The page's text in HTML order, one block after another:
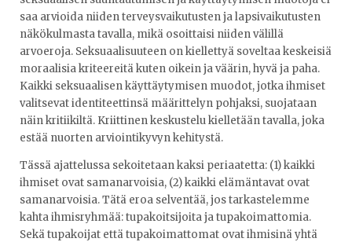
saa arvioida niiden terveysvaikutusten ja lapsivaikutusten
näkökulmasta tavalla, mikä osoittaisi niiden välillä
arvoeroja. Seksuaalisuuteen on kiellettyä soveltaa keskeisiä
moraalisia kriteereitä kuten oikein ja väärin, hyvä ja paha.
Kaikki seksuaalisen käyttäytymisen muodot, jotka ihmiset
valitsevat identiteettinsä määrittelyn pohjaksi, suojataan
näin kritiikiltä. Kriittinen keskustelu kielletään tavalla, joka
estää nuorten arviointikyvyn kehitystä.
Tässä ajattelussa sekoitetaan kaksi periaatetta: (1) kaikki
ihmiset ovat samanarvoisia, (2) kaikki elämäntavat ovat
samanarvoisia. Tätä eroa selventää, jos tarkastelemme
kahta ihmisryhmää: tupakoitsijoita ja tupakoimattomia.
Sekä tupakoijat että tupakoimattomat ovat ihmisinä yhtä